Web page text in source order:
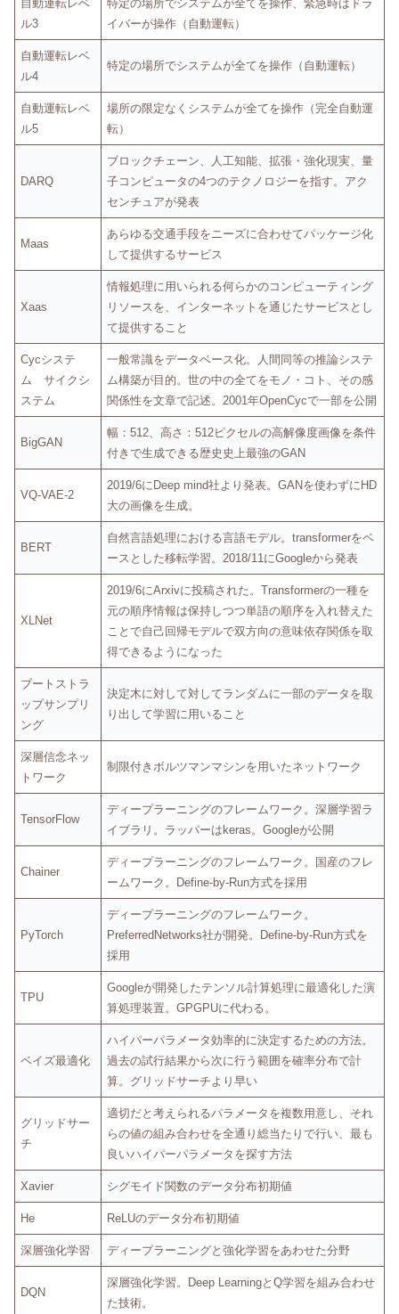
自動運転レベ
ル3
特定の場所でシステムが全てを操作、緊急時はドラ
イバーが操作（自動運転）
自動運転レベ
ル4
特定の場所でシステムが全てを操作（自動運転）
自動運転レベ
ル5
場所の限定なくシステムが全てを操作（完全自動運
転）
DARQ
ブロックチェーン、人工知能、拡張・強化現実、量
子コンピュータの4つのテクノロジーを指す。アク
センチュアが発表
Maas
あらゆる交通手段をニーズに合わせてパッケージ化
して提供するサービス
Xaas
情報処理に用いられる何らかのコンピューティング
リソースを、インターネットを通じたサービスとし
て提供すること
Cycシステ
ム サイクシ
ステム
一般常識をデータベース化。人間同等の推論システ
ム構築が目的。世の中の全てをモノ・コト、その感
関係性を文章で記述。2001年OpenCycで一部を公開
BigGAN
幅：512、高さ：512ピクセルの高解像度画像を条件
付きで生成できる歴史史上最強のGAN
VQ-VAE-2
2019/6にDeep mind社より発表。GANを使わずにHD
大の画像を生成。
BERT
自然言語処理における言語モデル。transformerをベ
ースとした移転学習。2018/11にGoogleから発表
XLNet
2019/6にArxivに投稿された。Transformerの一種を
元の順序情報は保持しつつ単語の順序を入れ替えた
ことで自己回帰モデルで双方向の意味依存関係を取
得できるようになった
ブートストラ
ップサンプリ
ング
決定木に対して対してランダムに一部のデータを取
り出して学習に用いること
深層信念ネッ
トワーク
制限付きボルツマンマシンを用いたネットワーク
TensorFlow
ディープラーニングのフレームワーク。深層学習ラ
イブラリ。ラッパーはkeras。Googleが公開
Chainer
ディープラーニングのフレームワーク。国産のフレ
ームワーク。Define-by-Run方式を採用
PyTorch
ディープラーニングのフレームワーク。
PreferredNetworks社が開発。Define-by-Run方式を
採用
TPU
Googleが開発したテンソル計算処理に最適化した演
算処理装置。GPGPUに代わる。
ベイズ最適化
ハイパーパラメータ効率的に決定するための方法。
過去の試行結果から次に行う範囲を確率分布で計
算。グリッドサーチより早い
グリッドサー
チ
適切だと考えられるパラメータを複数用意し、それ
らの値の組み合わせを全通り総当たりで行い、最も
良いハイパーパラメータを探す方法
Xavier シグモイド関数のデータ分布初期値
He ReLUのデータ分布初期値
深層強化学習 ディープラーニングと強化学習をあわせた分野
DQN
深層強化学習。Deep LearningとQ学習を組み合わせ
た技術。